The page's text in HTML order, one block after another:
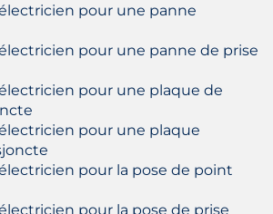
pour une panne
pour une panne de prise
pour une plaque de
pour une plaque
pour la pose de point
pour la pose de prise